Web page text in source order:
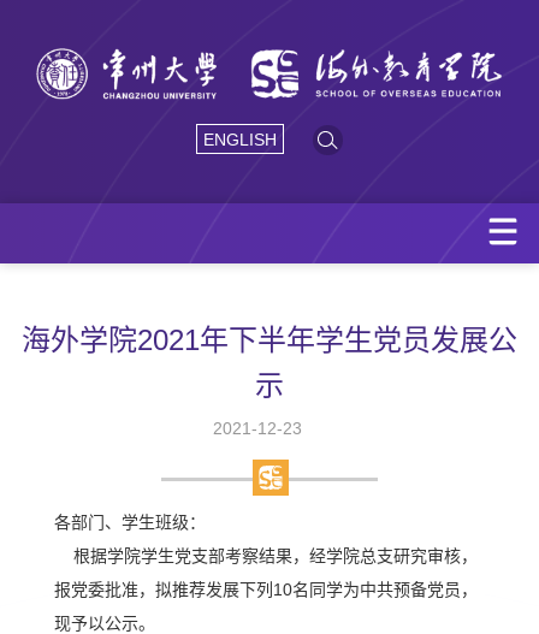
ENGLISH
海外学院2021年下半年学生党员发展公
示
2021-12-23
各部门、学生班级：
根据学院学生党支部考察结果，经学院总支研究审核，
报党委批准，拟推荐发展下列10名同学为中共预备党员，
现予以公示。